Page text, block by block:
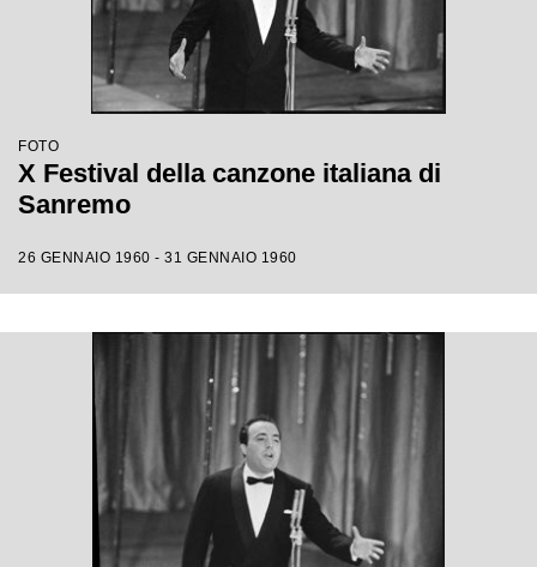
FOTO
X Festival della canzone italiana di
Sanremo
26 GENNAIO 1960 - 31 GENNAIO 1960